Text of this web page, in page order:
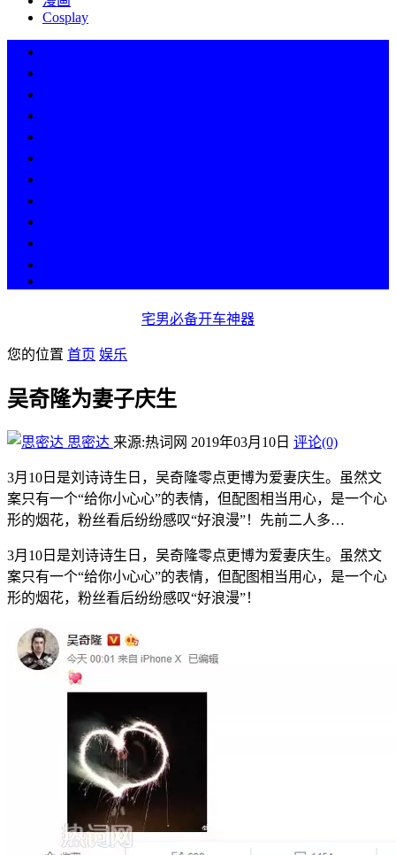
Cosplay
宅男必备开车神器
您的位置 首页 娱乐
吴奇隆为妻子庆生
思密达 来源:热词网 2019年03月10日 评论(0)
3月10日是刘诗诗生日，吴奇隆零点更博为爱妻庆生。虽然文
案只有一个“给你小心心”的表情，但配图相当用心，是一个心
形的烟花，粉丝看后纷纷感叹“好浪漫”！先前二人多…
3月10日是刘诗诗生日，吴奇隆零点更博为爱妻庆生。虽然文
案只有一个“给你小心心”的表情，但配图相当用心，是一个心
形的烟花，粉丝看后纷纷感叹“好浪漫”！